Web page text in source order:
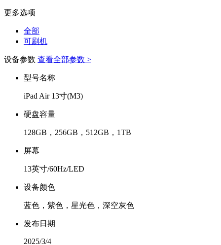
更多选项
全部
可刷机
设备参数 查看全部参数 >
型号名称
iPad Air 13寸(M3)
硬盘容量
128GB，256GB，512GB，1TB
屏幕
13英寸/60Hz/LED
设备颜色
蓝色，紫色，星光色，深空灰色
发布日期
2025/3/4